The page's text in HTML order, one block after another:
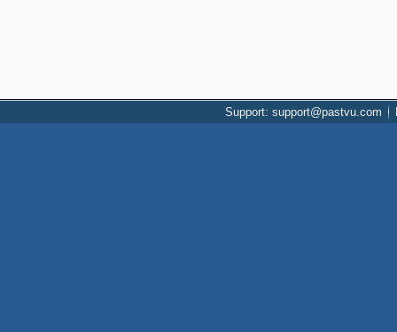
Support: support@pastvu.com